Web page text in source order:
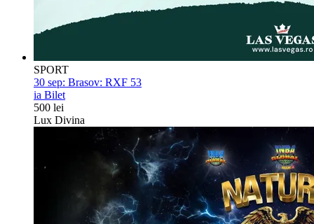
SPORT
30 sep: Brasov: RXF 53
ia Bilet
500 lei
Lux Divina